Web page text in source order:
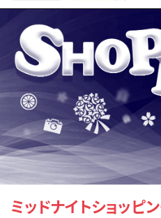
ミッドナイトショッピ